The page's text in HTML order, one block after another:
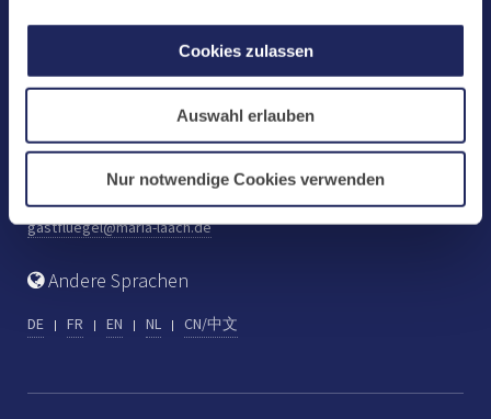
Cookies zulassen
Auswahl erlauben
Nur notwendige Cookies verwenden
Fax: +49 (0) 2652 59-359
www.maria-laach.de
Tel: +49 (0) 2652 59-313
Fax: +49 (0) 2652 59-282
gastfluegel@maria-laach.de
Andere Sprachen
DE FR EN NL CN/中文